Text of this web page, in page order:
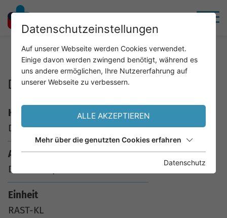
Home Service Analysenkatalog
D202 rDer p 1 Milbe
Kürzel
D202
Analyse
D202 rDer p 1 Milbe
Einheit
RAST-KL
Datenschutzeinstellungen
Auf unserer Webseite werden Cookies verwendet.
Einige davon werden zwingend benötigt, während es
uns andere ermöglichen, Ihre Nutzererfahrung auf
unserer Webseite zu verbessern.
ALLE AKZEPTIEREN
Mehr über die genutzten Cookies erfahren
Datenschutz